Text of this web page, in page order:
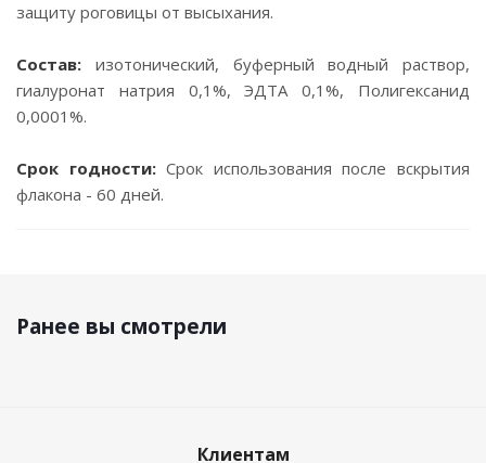
защиту роговицы от высыхания.
Состав: изотонический, буферный водный раствор,
гиалуронат натрия 0,1%, ЭДТА 0,1%, Полигексанид
0,0001%.
Срок годности:Срок использования после вскрытия
флакона - 60 дней.
Ранее вы смотрели
Клиентам